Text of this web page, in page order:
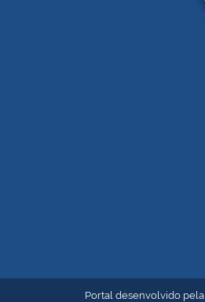
Portal desenvolvido pela